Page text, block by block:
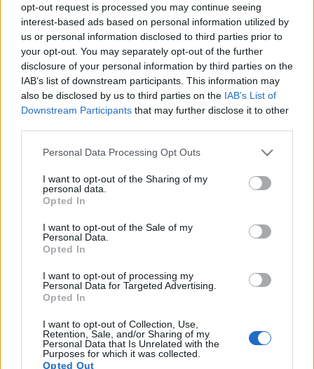
opt-out request is processed you may continue seeing
interest-based ads based on personal information utilized by
us or personal information disclosed to third parties prior to
your opt-out. You may separately opt-out of the further
disclosure of your personal information by third parties on the
IAB’s list of downstream participants. This information may
also be disclosed by us to third parties on the IAB’s List of
Downstream Participants that may further disclose it to other
Please note that this website/app uses one or more Google
not limited to your visit or usage behaviour. You may click to
grant or deny consent to Google and its third-party tags to
use your data for below specified purposes in below Google
consent section.
Personal Data Processing Opt Outs
I want to opt-out of the Sharing of my
personal data.
Opted In
I want to opt-out of the Sale of my
Personal Data.
Opted In
I want to opt-out of processing my
Personal Data for Targeted Advertising.
Opted In
I want to opt-out of Collection, Use,
Retention, Sale, and/or Sharing of my
Personal Data that Is Unrelated with the
Purposes for which it was collected.
Opted Out
3 ZDJĘĆ
NOWOŚCI
Pierwsze ceny nowego
Opla Insignii w Polsce
9 ZDJĘĆ
NOWOŚCI I PREMIERY
2017 Opel Insignia
Sports Tourer oficjalnie
- zdjęcia, dane
techniczne
Maciej Kuchno
14 ZDJĘĆ
NOWOŚCI I PREMIERY
Opel Insignia Grand
Sport na oficjalnych
zdjęciach
Krzysztof Grabek
NOWOŚCI
Tydzień w skrócie | 21 -
Marcin Napieraj